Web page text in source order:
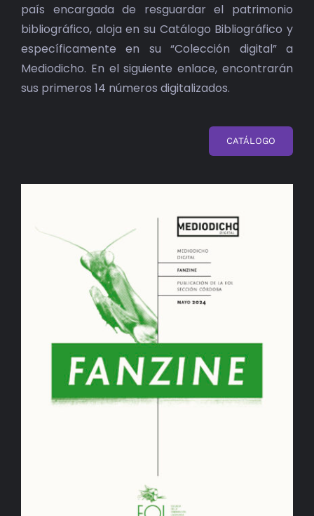
país encargada de resguardar el patrimonio
bibliográfico, aloja en su Catálogo Bibliográfico y
específicamente en su “Colección digital” a
Mediodicho. En el siguiente enlace, encontrarán
sus primeros 14 números digitalizados.
CATÁLOGO